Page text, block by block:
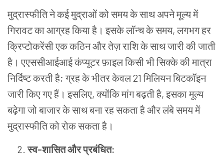
मुद्रास्फीति ने कई मुद्राओं को समय के साथ अपने मूल्य में
गिरावट का आग्रह किया है। इसके लॉन्च के समय, लगभग हर
क्रिप्टोकरेंसी एक कठिन और तेज़ राशि के साथ जारी की जाती
है। एएससीआईआई कंप्यूटर फ़ाइल किसी भी सिक्के की मात्रा
निर्दिष्ट करती है; ग्रह के भीतर केवल 21 मिलियन बिटकॉइन
जारी किए गए हैं। इसलिए, क्योंकि मांग बढ़ती है, इसका मूल्य
बढ़ेगा जो बाजार के साथ बना रह सकता है और लंबे समय में
मुद्रास्फीति को रोक सकता है।
स्व-शासितऔरप्रबंधित: